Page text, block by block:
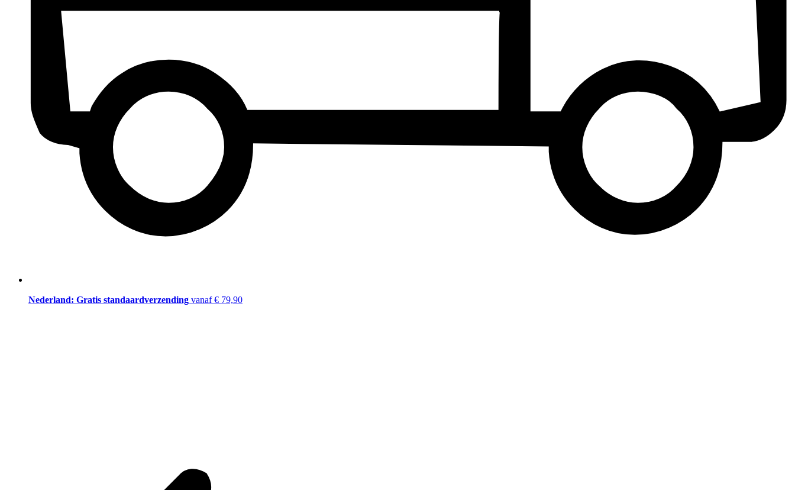
Nederland: Gratis standaardverzending vanaf € 79,90